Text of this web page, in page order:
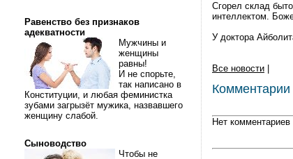
Равенство без признаков
адекватности
Мужчины и
женщины
равны!
И не спорьте,
так написано в
Конституции, и любая феминистка
зубами загрызёт мужика, назвавшего
женщину слабой.
Сыноводство
Чтобы не
Сгорел склад
интеллектом.
У доктора
Все новости
Комментарии
Нет комментариев